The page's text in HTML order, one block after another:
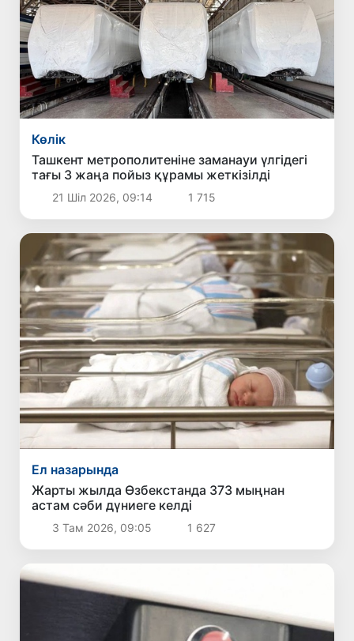
Көлік
Ташкент метрополитеніне заманауи үлгідегі
тағы 3 жаңа пойыз құрамы жеткізілді
21 Шіл 2026, 09:14 1 715
Ел назарында
Жарты жылда Өзбекстанда 373 мыңнан
астам сәби дүниеге келді
3 Там 2026, 09:05 1 627